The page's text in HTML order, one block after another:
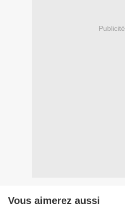
Publicité
Vous aimerez aussi